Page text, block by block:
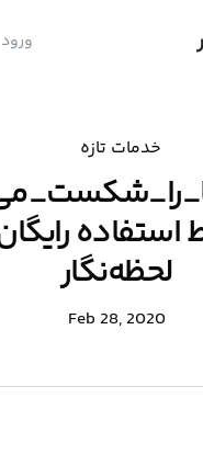
ورود
خدمات تازه
استفاده
لحظه‌نگار
Feb 28, 2020